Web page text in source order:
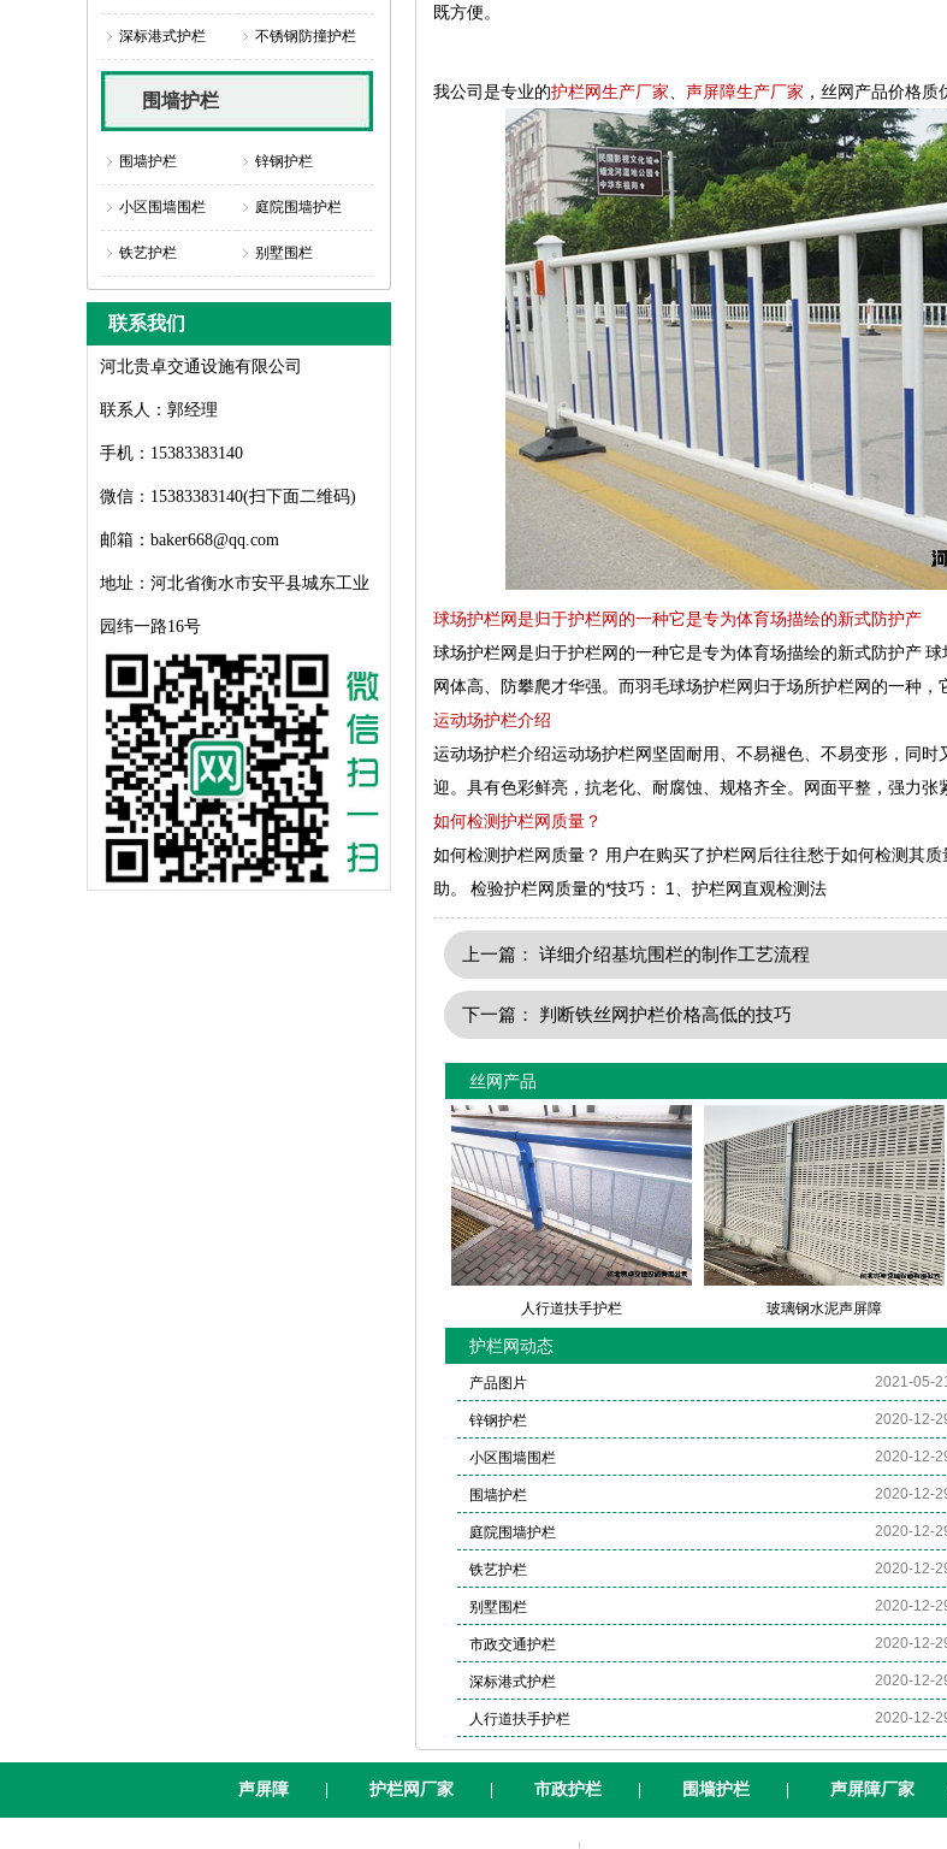
深标港式护栏 不锈钢防撞护栏
围墙护栏
围墙护栏 锌钢护栏
小区围墙围栏 庭院围墙护栏
铁艺护栏 别墅围栏
联系我们
河北贵卓交通设施有限公司
联系人：郭经理
手机：15383383140
微信：15383383140(扫下面二维码)
邮箱：baker668@qq.com
地址：河北省衡水市安平县城东工业
园纬一路16号
既方便。
我公司是专业的护栏网生产厂家 、声屏障生产厂家 ，丝网产品价格质
球场护栏网是归于护栏网的一种它是专为体育场描绘的新式防护产
球场护栏网是归于护栏网的一种它是专为体育场描绘的新式防护产
网体高、防攀爬才华强。而羽毛球场护栏网归于场所护栏网的一种
运动场护栏介绍
运动场护栏介绍运动场护栏网坚固耐用、不易褪色、不易变形，同
迎。具有色彩鲜亮，抗老化、耐腐蚀、规格齐全。网面平整，强力
如何检测护栏网质量？
如何检测护栏网质量？ 用户在购买了护栏网后往往愁于如何检测其
助。 检验护栏网质量的*技巧： 1、护栏网直观检测法
上一篇：详细介绍基坑围栏的制作工艺流程
下一篇： 判断铁丝网护栏价格高低的技巧
丝网产品
人行道扶手护栏 玻璃钢水泥声屏障
护栏网动态
2021-05-
产品图片
2020-12-
锌钢护栏
2020-12-
小区围墙围栏
2020-12-
围墙护栏
2020-12-
庭院围墙护栏
2020-12-
铁艺护栏
2020-12-
别墅围栏
2020-12-
市政交通护栏
2020-12-
深标港式护栏
2020-12-
人行道扶手护栏
声屏障 护栏网厂家 市政护栏 围墙护栏 声屏障厂家